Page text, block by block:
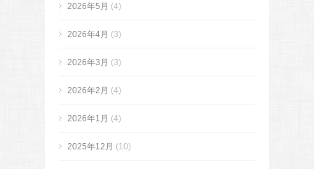
2026年5月 (4)
2026年4月 (3)
2026年3月 (3)
2026年2月 (4)
2026年1月 (4)
2025年12月 (10)